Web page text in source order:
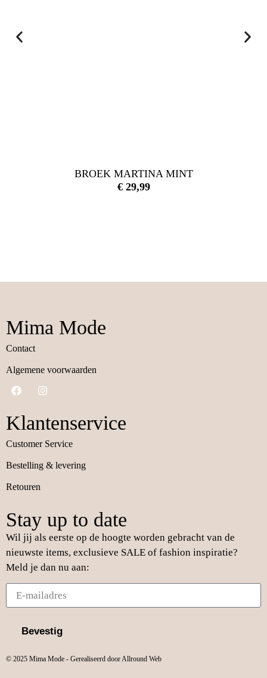
BROEK MARTINA MINT
€29,99
Mima Mode
Contact
Algemene voorwaarden
Klantenservice
Customer Service
Bestelling & levering
Retouren
Stay up to date
Wil jij als eerste op de hoogte worden gebracht van de
nieuwste items, exclusieve SALE of fashion inspiratie?
Meld je dan nu aan:
Bevestig
© 2025 Mima Mode - Gerealiseerd door Allround Web